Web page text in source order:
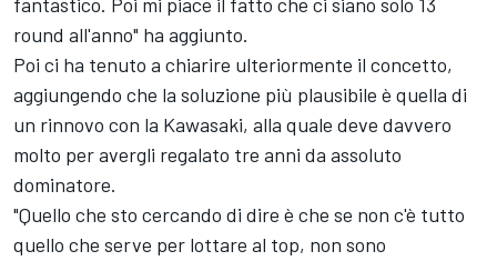
round all'anno" ha aggiunto.
Poi ci ha tenuto a chiarire ulteriormente il concetto,
aggiungendo che la soluzione più plausibile è quella di
un rinnovo con la Kawasaki, alla quale deve davvero
molto per avergli regalato tre anni da assoluto
dominatore.
"Quello che sto cercando di dire è che se non c'è tutto
quello che serve per lottare al top, non sono